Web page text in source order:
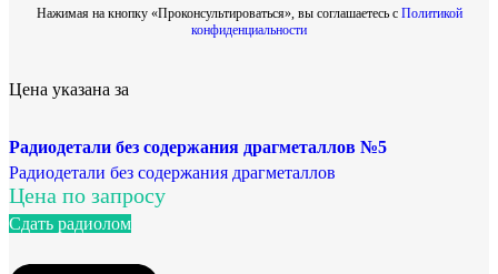
Нажимая на кнопку «Проконсультироваться», вы соглашаетесь с Политикой
конфиденциальности
Цена указана за
Радиодетали без содержания драгметаллов №5
Радиодетали без содержания драгметаллов
Цена по запросу
Сдать радиолом